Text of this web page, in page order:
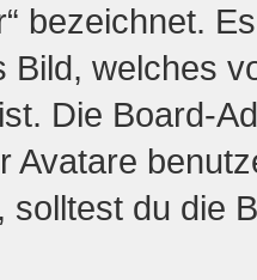
bezeichnet.
Bild, welches
Die Board-
Avatare
solltest du die